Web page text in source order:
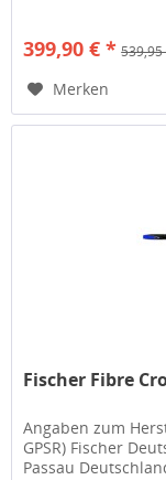
399,90 € *
Merken
Fischer Fibre
Angaben zum
GPSR) Fischer
Passau